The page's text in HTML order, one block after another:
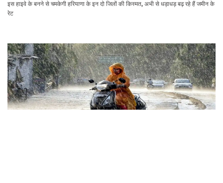
इस हाइवे के बनने से चमकेगी हरियाणा के इन दो जिलों की किस्मत, अभी से धड़ाधड़ बढ़ रहे हैं जमीन के
रेट